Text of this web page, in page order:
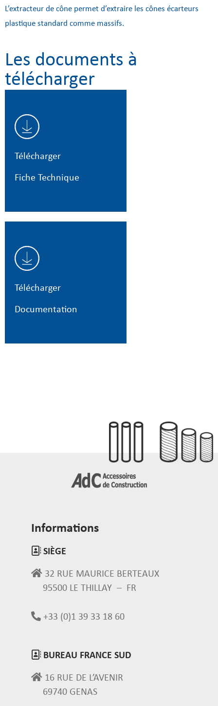
L’extracteur de cône permet d’extraire les cônes écarteurs
plastique standard comme massifs.
Les documents à
télécharger
Télécharger
Fiche Technique
Télécharger
Documentation
Informations
SIÈGE
32 RUE MAURICE BERTEAUX
95500 LE THILLAY – FR
+33 (0)1 39 33 18 60
BUREAU FRANCE SUD
16 RUE DE L’AVENIR
69740 GENAS